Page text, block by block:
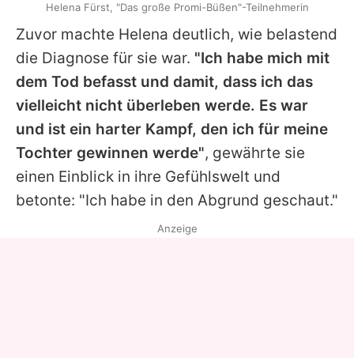
Zuvor machte Helena deutlich, wie belastend
die Diagnose für sie war. "Ich habe mich mit
dem Tod befasst und damit, dass ich das
vielleicht nicht überleben werde. Es war
und ist ein harter Kampf, den ich für meine
Tochter gewinnen werde", gewährte sie
einen Einblick in ihre Gefühlswelt und
betonte: "Ich habe in den Abgrund geschaut."
Helena Fürst, "Das große Promi-Büßen"-Teilnehmerin
Anzeige